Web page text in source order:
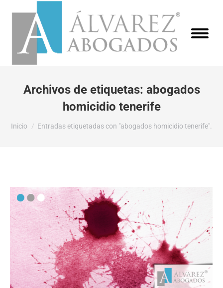
Archivos de etiquetas: abogados
homicidio tenerife
Estás aquí:
Inicio Entradas etiquetadas con "abogados homicidio tenerife".